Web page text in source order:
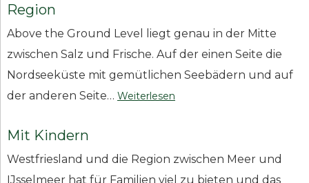
Region
Above the Ground Level liegt genau in der Mitte
zwischen Salz und Frische. Auf der einen Seite die
Nordseeküste mit gemütlichen Seebädern und auf
der anderen Seite… Weiterlesen
Mit Kindern
Westfriesland und die Region zwischen Meer und
IJsselmeer hat für Familien viel zu bieten und das